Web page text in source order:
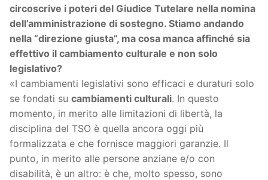
circoscrive i poteri del Giudice Tutelare nella nomina
dell’amministrazione di sostegno. Stiamo andando
nella “direzione giusta”, ma cosa manca affinché sia
effettivo il cambiamento culturale e non solo
legislativo?
«I cambiamenti legislativi sono efficaci e duraturi solo
se fondati su cambiamenti culturali. In questo
momento, in merito alle limitazioni di libertà, la
disciplina del TSO è quella ancora oggi più
formalizzata e che fornisce maggiori garanzie. Il
punto, in merito alle persone anziane e/o con
disabilità, è un altro: è che, molto spesso, sono